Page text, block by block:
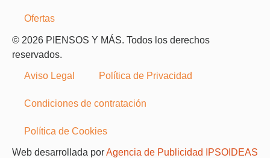
Ofertas
© 2026 PIENSOS Y MÁS. Todos los derechos
reservados.
Aviso Legal Política de Privacidad
Condiciones de contratación
Política de Cookies
Web desarrollada porAgencia de Publicidad IPSOIDEAS